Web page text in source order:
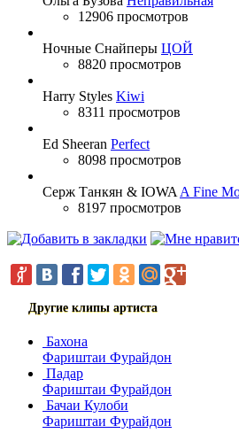
12906 просмотров
Ночные Снайперы ЦОЙ
8820 просмотров
Harry Styles Kiwi
8311 просмотров
Ed Sheeran Perfect
8098 просмотров
Серж Танкян & IOWA A Fine
8197 просмотров
Другие клипы артиста
Бахона
Фариштаи Фурайдон
Падар
Фариштаи Фурайдон
Бачаи Кулоби
Фариштаи Фурайдон